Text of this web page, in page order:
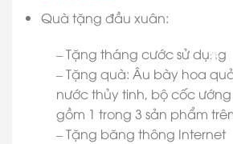
Quà tặng đầu xuân:
– Tặng tháng cước sử dụng
– Tặng quà: Âu bày hoa
nước thủy tinh, bộ cốc
gồm 1 trong 3 sản phẩm
– Tặng băng thông Internet
✽ ✽
✽
✽